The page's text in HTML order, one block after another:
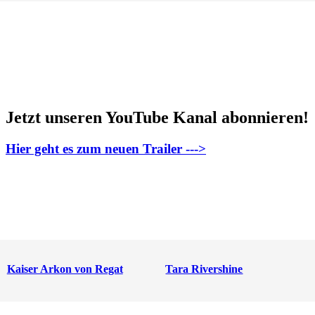
Jetzt unseren YouTube Kanal abonnieren!
Hier geht es zum neuen Trailer --->
Kaiser Arkon von Regat Tara Rivershine